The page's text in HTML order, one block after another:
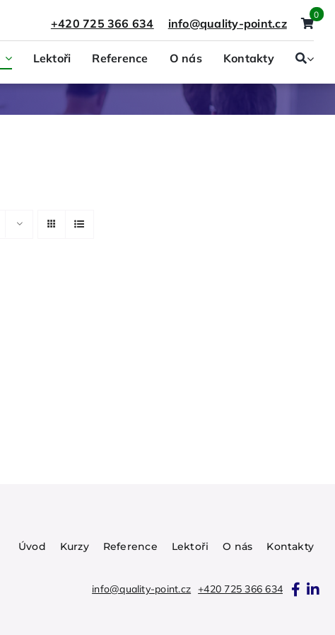
+420 725 366 634 info@quality-point.cz
0
Právo a presonalistika
Lektoři Reference O nás Kontakty
Úvod Kurzy Reference Lektoři O nás Kontakty
info@quality-point.cz +420 725 366 634